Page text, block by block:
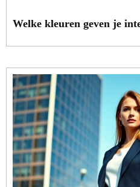
Welke kleuren geven je